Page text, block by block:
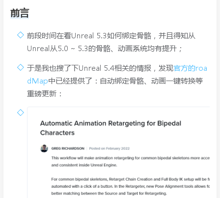
前言
前段时间在看Unreal 5.3如何绑定骨骼，并且得知从
Unreal从5.0 ~ 5.3的骨骼、动画系统均有提升；
于是我也搜了下Unreal 5.4相关的情报，发现官方的roa
dMap中已经提供了：自动绑定骨骼、动画一键转换等
重磅更新：